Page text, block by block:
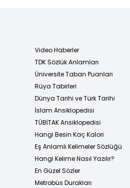
Video Haberler
TDK Sözlük Anlamları
Üniversite Taban Puanları
Rüya Tabirleri
Dünya Tarihi ve Türk Tarihi
İslam Ansiklopedisi
TÜBİTAK Ansiklopedisi
Hangi Besin Kaç Kalori
Eş Anlamlı Kelimeler Sözlüğü
Hangi Kelime Nasıl Yazılır?
En Güzel Sözler
Metrobüs Durakları